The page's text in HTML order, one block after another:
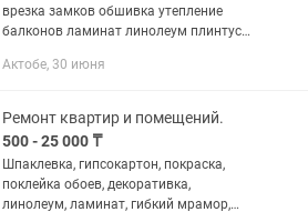
врезка замков обшивка утепление
балконов ламинат линолеум плинтуса
Актобе, 30 июня
Ремонт квартир и помещений.
500 - 25 000 ₸
Шпаклевка, гипсокартон, покраска,
поклейка обоев, декоративка,
линолеум, ламинат, гибкий мрамор,